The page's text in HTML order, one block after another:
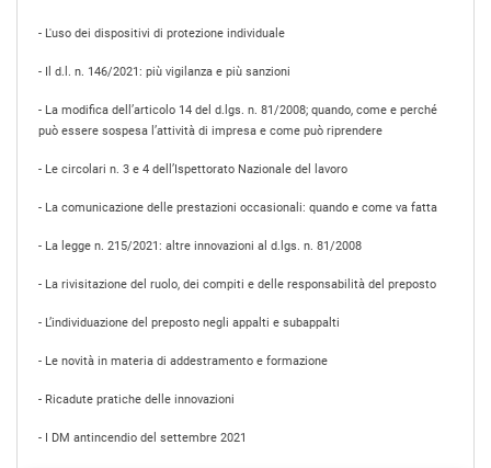
- L'uso dei dispositivi di protezione individuale
- Il d.l. n. 146/2021: più vigilanza e più sanzioni
- La modifica dell’articolo 14 del d.lgs. n. 81/2008; quando, come e perché
può essere sospesa l’attività di impresa e come può riprendere
- Le circolari n. 3 e 4 dell’Ispettorato Nazionale del lavoro
- La comunicazione delle prestazioni occasionali: quando e come va fatta
- La legge n. 215/2021: altre innovazioni al d.lgs. n. 81/2008
- La rivisitazione del ruolo, dei compiti e delle responsabilità del preposto
- L’individuazione del preposto negli appalti e subappalti
- Le novità in materia di addestramento e formazione
- Ricadute pratiche delle innovazioni
- I DM antincendio del settembre 2021